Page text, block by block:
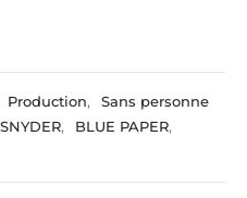
Production,
Sans personne
, BLUE PAPER,